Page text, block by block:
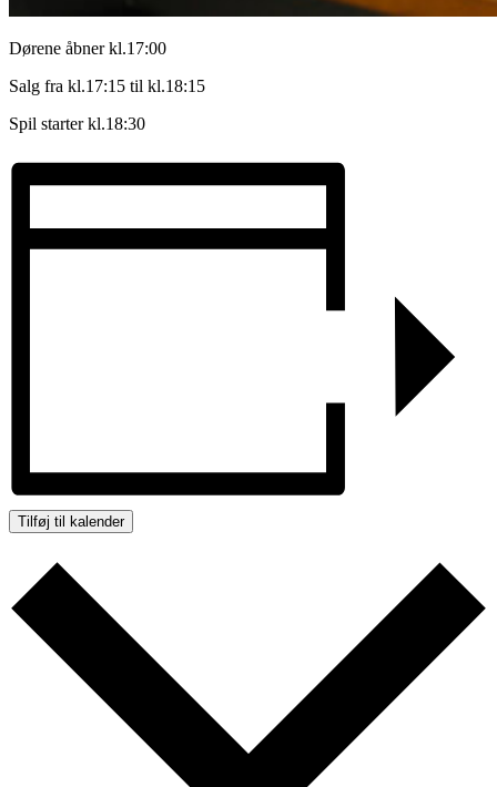
Dørene åbner kl.17:00
Salg fra kl.17:15 til kl.18:15
Spil starter kl.18:30
Tilføj til kalender